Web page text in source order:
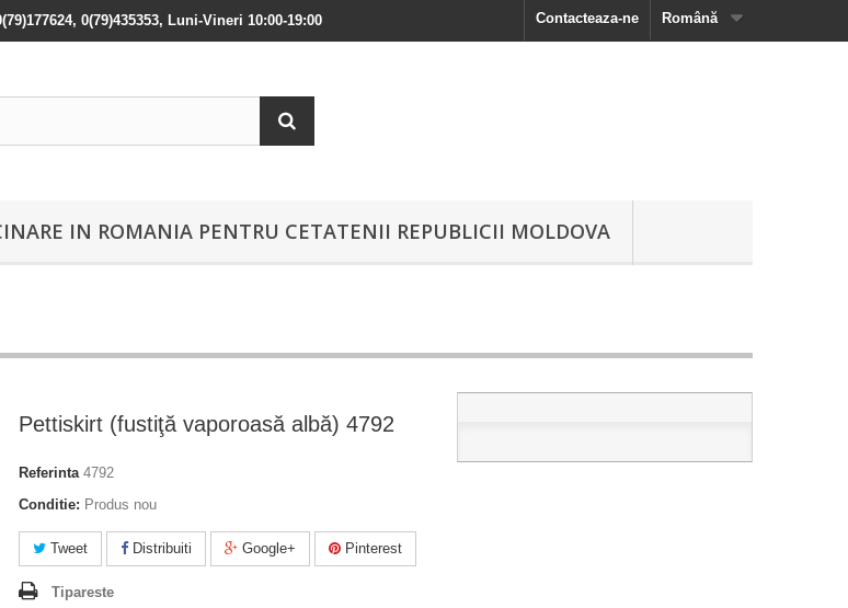
Română
Contacteaza-ne
0(79)435353, Luni-Vineri 10:00-19:00
IN ROMANIA PENTRU CETATENII REPUBLICII MOLDOVA
Pettiskirt (fustiţă vaporoasă albă) 4792
Referinta 4792
Conditie: Produs nou
Tweet Distribuiti Google+ Pinterest
Tipareste